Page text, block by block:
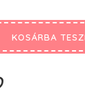
KOSÁRBA